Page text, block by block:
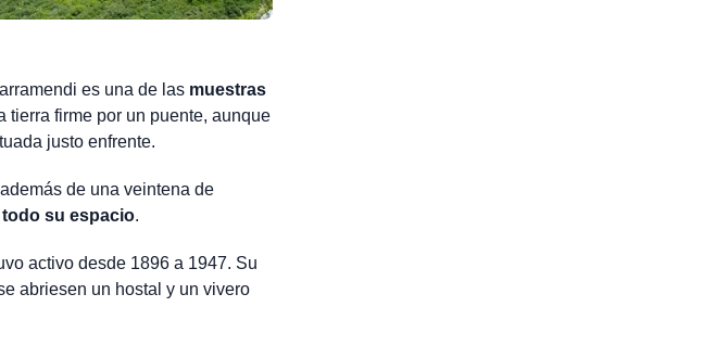
es una de las muestras
tierra firme por un puente, aunque
justo enfrente.
de una veintena de
su espacio.
activo desde 1896 a 1947. Su
abriesen un hostal y un vivero